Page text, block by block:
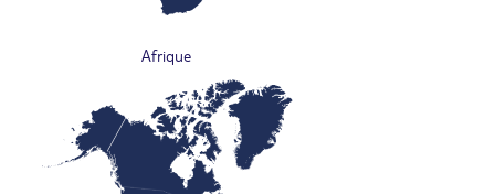
Afrique